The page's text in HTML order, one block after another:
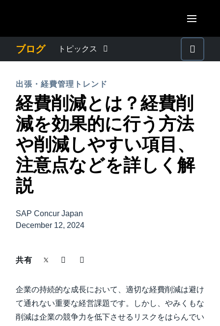
AMERICAS
Canada (English)
Canada (Français)
México (Español)
Brasil (Português)
United Kingdom (English)
France (Français)
Deutschland (Deutsch)
Italia (Italiano)
Norway (English)
ASIA PACIFIC
Australia (English)
India (English)
日本（日本語)
ブログ トピックス
プレスリリース
電子帳簿保存法・インボイス制度
経理・総務の豆知識
出張・経費管理トレンド
中堅・中小企業
サステナビリティ
出張・経費管理トレンド
経費削減とは？経費削
減を効果的に行う方法
や削減しやすい項目、
注意点などを詳しく解
説
SAP Concur Japan
December 12, 2024
共有
企業の持続的な成長において、適切な経費削減は避け
て通れない重要な経営課題です。しかし、やみくもな
削減は企業の競争力を低下させるリスクをはらんでい